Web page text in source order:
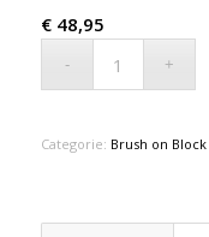
€48,95
Categorie: Brush on Block